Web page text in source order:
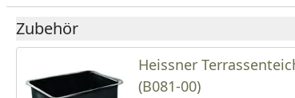
Zubehör
Heissner
(B081-00)